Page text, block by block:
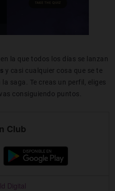
la que todos los días se lanzan
y casi cualquier cosa que se te
saga. Te creas un perfil, eliges
consiguiendo puntos.
Club
Digital